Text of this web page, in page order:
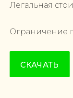
Легальная
Ограничение
СКАЧАТЬ